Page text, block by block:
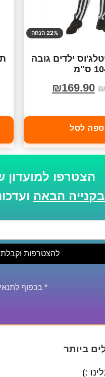
22% הנחה
ילדים גובה
ס"מ
₪
₪169.90
לסל
הצטרפו למועדון
להצטרפות
* בכפוף
ביותר
:)